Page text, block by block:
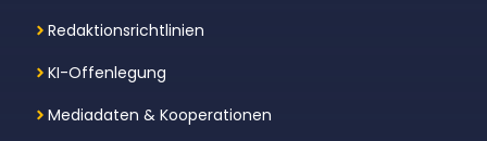
Redaktionsrichtlinien
KI-Offenlegung
Mediadaten & Kooperationen